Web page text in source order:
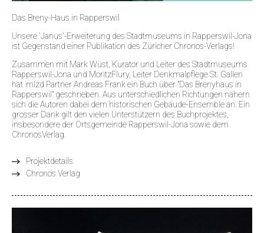
Das Breny-Haus in Rapperswil
Unsere 'Janus'-Erweiterung des Stadtmuseums in Rapperswil-Jona
ist Gegenstand einer Publikation des Züricher Chronos-Verlags!
Zusammen mit Mark Wüst, Kurator und Leiter des Stadtmuseums
Rapperswil-Jona und MoritzFlury, Leiter Denkmalpflege St. Gallen
hat :mlzd Partner Andreas Frank ein Buch über "Das Brenyhaus in
Rapperswil" geschrieben. Aus unterschiedlichen Richtungen nähern
sich die Autoren dabei dem historischen Gebäude-Ensemble an. Ein
grosser Dank gilt den vielen Unterstützern des Buchprojektes,
insbesondere der Ortsgemeinde Rapperswil-Jona sowie dem
ChronosVerlag.
Projektdetails
Chronos Verlag